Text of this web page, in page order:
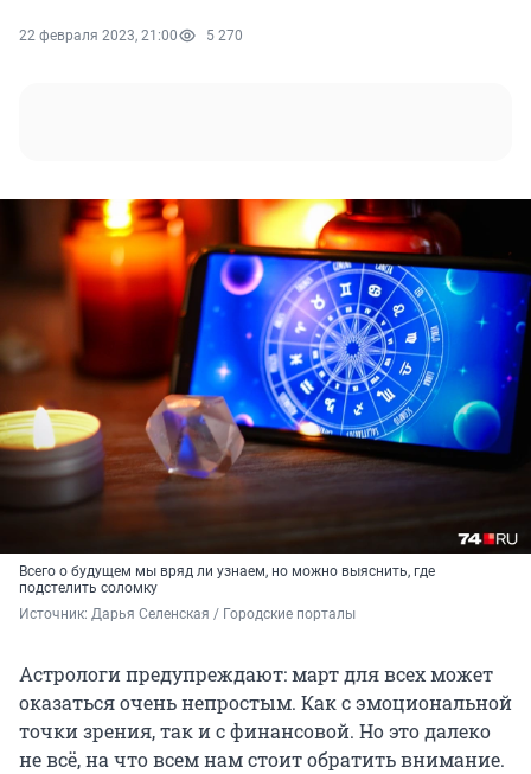
22 февраля 2023, 21:00 5 270
Всего о будущем мы вряд ли узнаем, но можно выяснить, где
подстелить соломку
Источник: Дарья Селенская / Городские порталы
Астрологи предупреждают: март для всех может
оказаться очень непростым. Как с эмоциональной
точки зрения, так и с финансовой. Но это далеко
не всё, на что всем нам стоит обратить внимание.